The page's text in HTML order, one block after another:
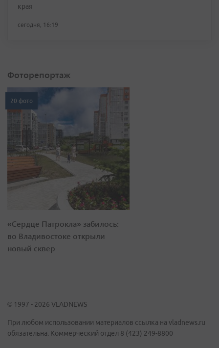
края
сегодня, 16:19
Фоторепортаж
20 фото
«Сердце Патрокла» забилось:
во Владивостоке открыли
новый сквер
© 1997 - 2026 VLADNEWS
При любом использовании материалов ссылка на vladnews.ru
обязательна. Коммерческий отдел 8 (423) 249-8800